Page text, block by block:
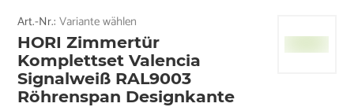
Art.-Nr.:Variante wählen
HORI Zimmertür
Komplettset Valencia
Signalweiß RAL9003
Röhrenspan Designkante